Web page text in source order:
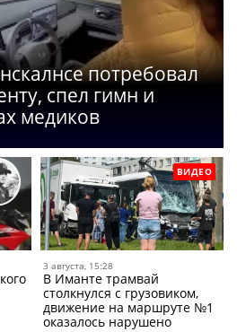
потребовал
спел гимн и
медиков
ВИДЕО
3 августа, 15:28
В Иманте трамвай
столкнулся с грузовиком,
движение на маршруте №1
оказалось нарушено